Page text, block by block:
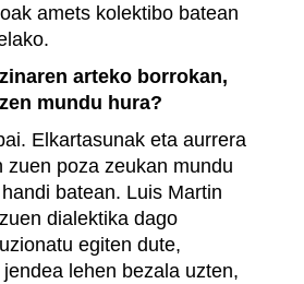
amets kolektibo batean
arteko borrokan,
mundu hura?
Elkartasunak eta aurrera
zuen poza zeukan mundu
batean. Luis Martin
dialektika dago
egiten dute,
lehen bezala uzten,